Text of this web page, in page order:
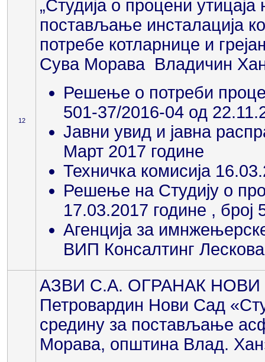
12
„Студија о процени
постављање инсталација
потребе котларнице и
Сува Морава Владичин
Решење о потреби
501-37/2016-04 од
Јавни увид и јавна
Март 2017 године
Техничка комисија
Решење на Студију о
17.03.2017 године , број
Агенција за
ВИП Консалтинг
АЗВИ С.А. ОГРАНАК НОВИ
Петровардин Нови Сад
средину за постављање
Морава, општина Влад.